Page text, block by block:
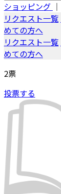
ショッピング ｜
リクエスト一覧
めての方へ
リクエスト一覧
めての方へ
2票
投票する